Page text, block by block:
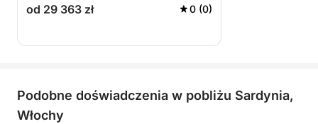
od 29 363 zł 0 (0)
Podobne doświadczenia w pobliżu Sardynia,
Włochy